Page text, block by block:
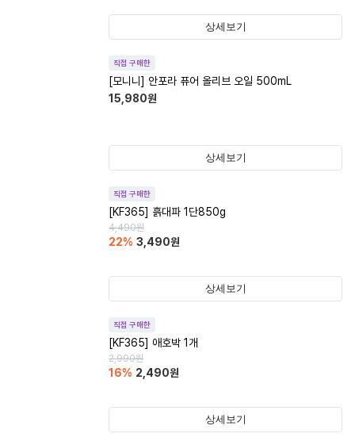
상세보기
직접 구매한
[모니니] 안포라 퓨어 올리브 오일 500mL
15,980원
상세보기
직접 구매한
[KF365] 흙대파 1단850g
4,490원
22% 3,490원
상세보기
직접 구매한
[KF365] 애호박 1개
2,990원
16% 2,490원
상세보기